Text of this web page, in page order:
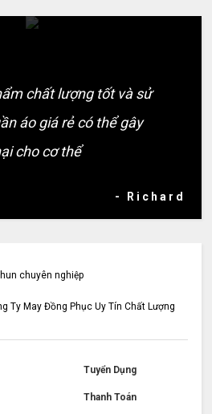
chất lượng tốt và sử
áo giá rẻ có thể gây
cho cơ thể
- Richard
chuyên nghiệp
Ty May Đồng Phục Uy Tín Chất Lượng
Tuyển Dụng
Thanh Toán